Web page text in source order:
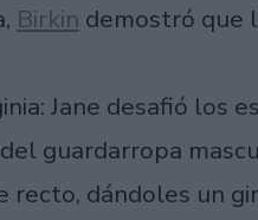
Birkin demostró que
Jane desafió los
guardarropa
dándoles un